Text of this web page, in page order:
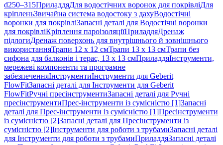
d250–315ПриладдяДля водостічних воронок для покрівліДля
кріпленьЗвичайна система водостоку з дахуВодостічні
воронки для покрівліЗапасні деталі для Водостічні воронки
для покрівліКріплення пароізоляціїПриладдяДренаж
підлогиДренаж поверхонь для внутрішнього й зовнішнього
використанняТрапи 12 x 12 смТрапи 13 x 13 смТрапи без
сифона для балконів і терас, 13 x 13 смПриладдяІнструменти,
мережеві компоненти та програмне
забезпеченняІнструментиІнструменти для Geberit
FlowFitЗапасні деталі для Інструменти для Geberit
FlowFitРучні пресінструментиЗапасні деталі для Ручні
пресінструментиПрес-інструменти із сумісністю [1]Запасні
деталі для Прес-інструменти із сумісністю [1]Пресінструменти
із сумісністю [2]Запасні деталі для Пресінструменти із
сумісністю [2]Інструменти для роботи з трубамиЗапасні деталі
для Інструменти для роботи з трубамиПриладдяЗапасні деталі